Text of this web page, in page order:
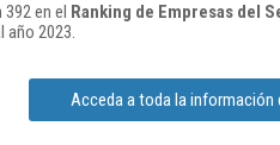
en el Ranking de Empresas del
año 2023.
Acceda a toda la información